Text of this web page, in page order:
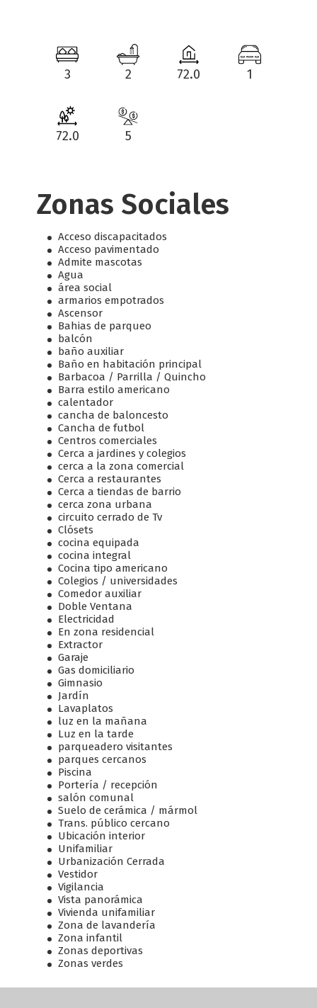
3 2 72.0 1
72.0 5
Zonas Sociales
Acceso discapacitados
Acceso pavimentado
Admite mascotas
Agua
área social
armarios empotrados
Ascensor
Bahias de parqueo
balcón
baño auxiliar
Baño en habitación principal
Barbacoa / Parrilla / Quincho
Barra estilo americano
calentador
cancha de baloncesto
Cancha de futbol
Centros comerciales
Cerca a jardines y colegios
cerca a la zona comercial
Cerca a restaurantes
Cerca a tiendas de barrio
cerca zona urbana
circuito cerrado de Tv
Clósets
cocina equipada
cocina integral
Cocina tipo americano
Colegios / universidades
Comedor auxiliar
Doble Ventana
Electricidad
En zona residencial
Extractor
Garaje
Gas domiciliario
Gimnasio
Jardín
Lavaplatos
luz en la mañana
Luz en la tarde
parqueadero visitantes
parques cercanos
Piscina
Portería / recepción
salón comunal
Suelo de cerámica / mármol
Trans. público cercano
Ubicación interior
Unifamiliar
Urbanización Cerrada
Vestidor
Vigilancia
Vista panorámica
Vivienda unifamiliar
Zona de lavandería
Zona infantil
Zonas deportivas
Zonas verdes